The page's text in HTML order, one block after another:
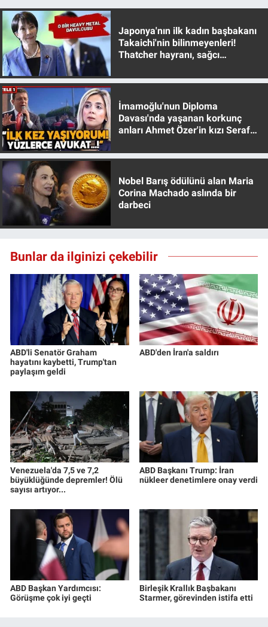
Japonya'nın ilk kadın başbakanı
Takaichi'nin bilinmeyenleri!
Thatcher hayranı, sağcı
İmamoğlu'nun Diploma
Davası'nda yaşanan korkunç
anları Ahmet Özer'in kızı Seraf
Nobel Barış ödülünü alan Maria
Corina Machado aslında bir
darbeci
Bunlar da ilginizi çekebilir
ABD'li Senatör Graham
hayatını kaybetti, Trump'tan
paylaşım geldi
ABD'den İran'a saldırı
Venezuela'da 7,5 ve 7,2
büyüklüğünde depremler! Ölü
sayısı artıyor...
ABD Başkanı Trump: İran
nükleer denetimlere onay verdi
ABD Başkan Yardımcısı:
Görüşme çok iyi geçti
Birleşik Krallık Başbakanı
Starmer, görevinden istifa etti